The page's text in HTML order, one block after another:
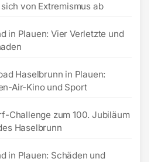
von Extremismus ab
in Plauen: Vier Verletzte und
Haselbrunn in Plauen:
Air-Kino und Sport
Challenge zum 100. Jubiläum
Haselbrunn
in Plauen: Schäden und